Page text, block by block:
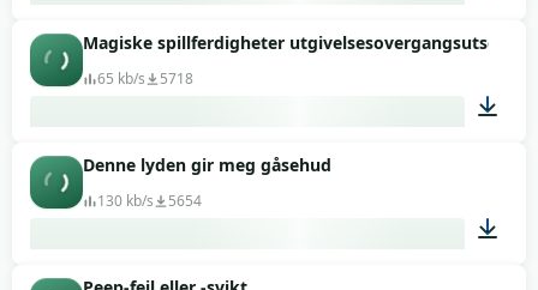
00:50
Magiske spillferdigheter utgivelsesovergangsutseende
65 kb/s 5718
Denne lyden gir meg gåsehud
130 kb/s 5654